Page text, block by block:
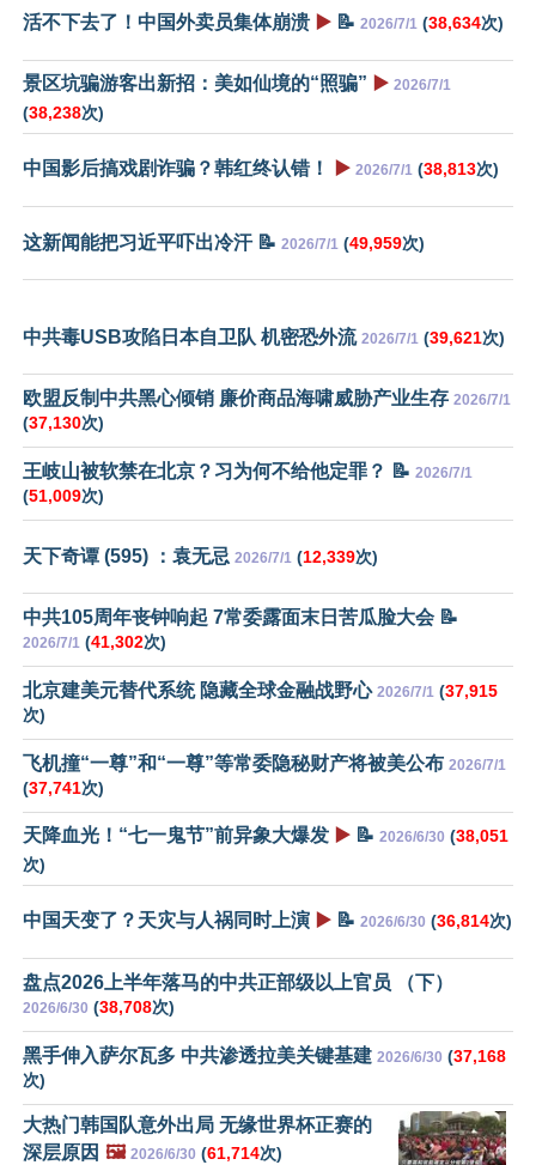
活不下去了！中国外卖员集体崩溃 ▶️ 📝 2026/7/1 (38,634次)
景区坑骗游客出新招：美如仙境的“照骗” ▶️ 2026/7/1
(38,238次)
中国影后搞戏剧诈骗？韩红终认错！ ▶️ 2026/7/1 (38,813次)
这新闻能把习近平吓出冷汗 📝 2026/7/1 (49,959次)
中共毒USB攻陷日本自卫队 机密恐外流 2026/7/1 (39,621次)
欧盟反制中共黑心倾销 廉价商品海啸威胁产业生存 2026/7/1
(37,130次)
王岐山被软禁在北京？习为何不给他定罪？ 📝 2026/7/1
(51,009次)
天下奇谭 (595) ：袁无忌 2026/7/1 (12,339次)
中共105周年丧钟响起 7常委露面末日苦瓜脸大会 📝
2026/7/1 (41,302次)
北京建美元替代系统 隐藏全球金融战野心 2026/7/1 (37,915
次)
飞机撞“一尊”和“一尊”等常委隐秘财产将被美公布 2026/7/1
(37,741次)
天降血光！“七一鬼节”前异象大爆发 ▶️ 📝 2026/6/30 (38,051
次)
中国天变了？天灾与人祸同时上演 ▶️ 📝 2026/6/30 (36,814次)
盘点2026上半年落马的中共正部级以上官员 （下）
2026/6/30 (38,708次)
黑手伸入萨尔瓦多 中共渗透拉美关键基建 2026/6/30 (37,168
次)
大热门韩国队意外出局 无缘世界杯正赛的
深层原因 🖼️ 2026/6/30 (61,714次)